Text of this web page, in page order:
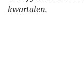
kwartalen.